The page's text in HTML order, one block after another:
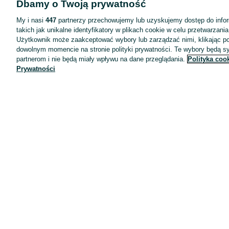
Wyróżnione ogłoszenia
Oferta dla firm
Blog
Regulamin
Polityka prywatności
Dbamy o Twoją prywatność
My i nasi 447 partnerzy przechowujemy lub uzyskujemy dostęp do
takich jak unikalne identyfikatory w plikach cookie w celu
Użytkownik może zaakceptować wybory lub zarządzać nimi, klikając
dowolnym momencie na stronie polityki prywatności. Te wybory będą
partnerom i nie będą miały wpływu na dane przeglądania. Polityka
Prywatności